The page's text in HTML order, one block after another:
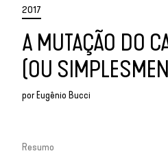
2017
A MUTAÇÃO DO
(OU
porEugênio Bucci
Resumo